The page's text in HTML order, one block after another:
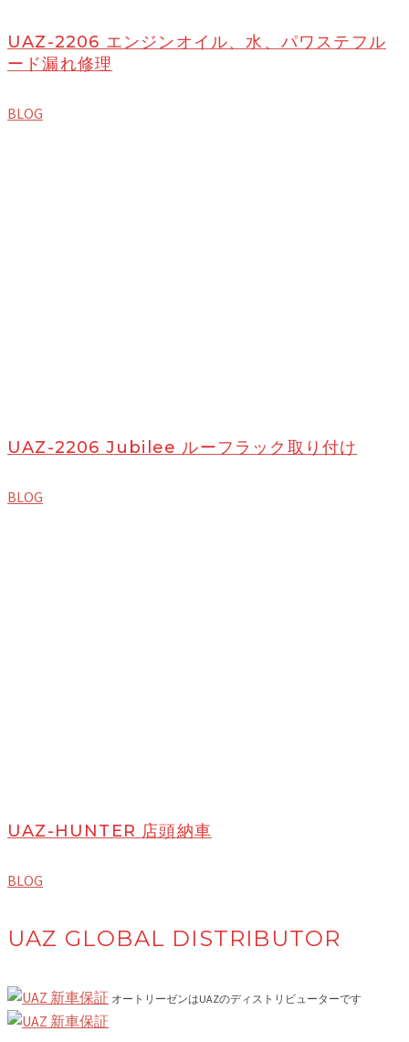
UAZ-2206 エンジンオイル、水、パワステフル
ード漏れ修理
BLOG
UAZ-2206 Jubilee ルーフラック取り付け
BLOG
UAZ-HUNTER 店頭納車
BLOG
UAZ GLOBAL DISTRIBUTOR
オートリーゼンはUAZのディストリビューターです